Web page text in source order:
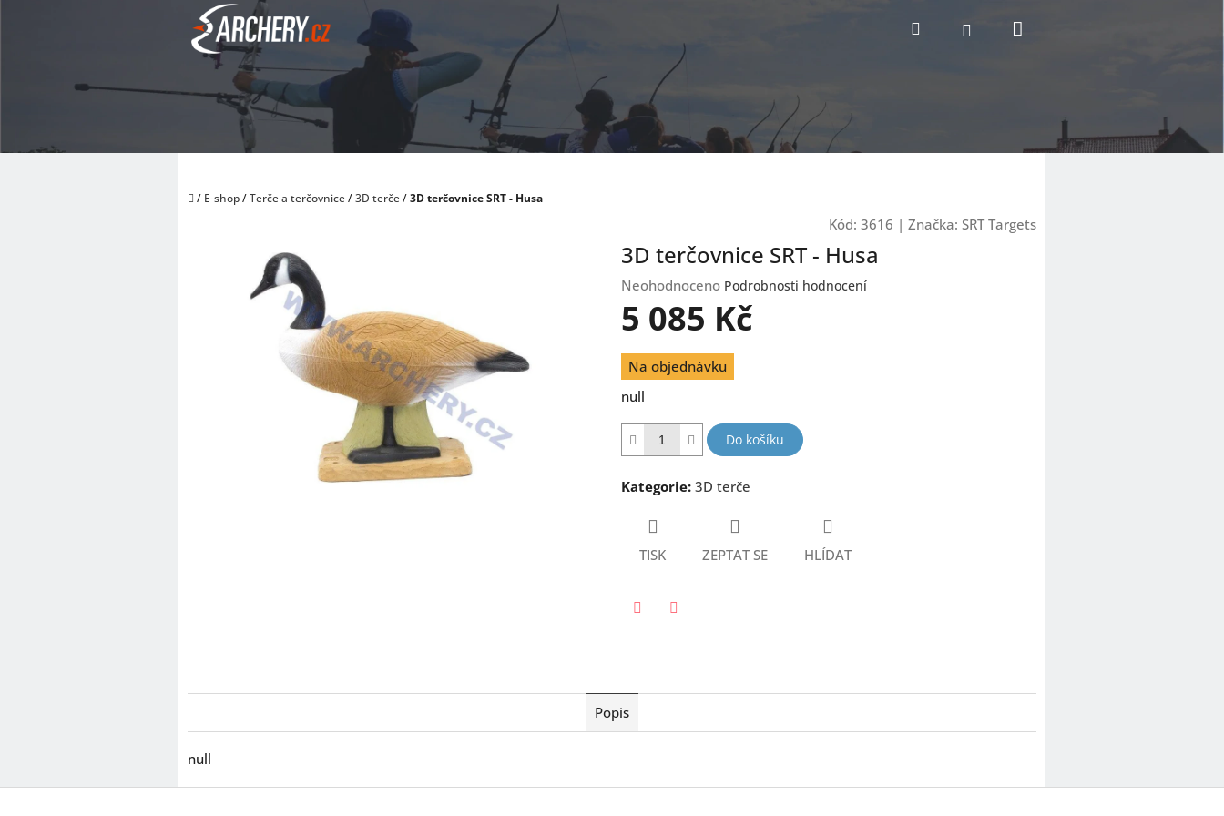
Hledat Přihlášení
Domů
/ E-shop/Terče a terčovnice/3D terče/3D terčovnice SRT - Husa
Kód: 3616 | Značka: SRT Targets
3D terčovnice SRT - Husa
Průměrné
hodnocení
produktu
0,0
z
5
Neohodnoceno Podrobnosti hodnocení
5 085 Kč
Měrná
cena:
Na objednávku
null
Do košíku
Kategorie: 3D terče
TISK ZEPTAT SE HLÍDAT
Popis
null